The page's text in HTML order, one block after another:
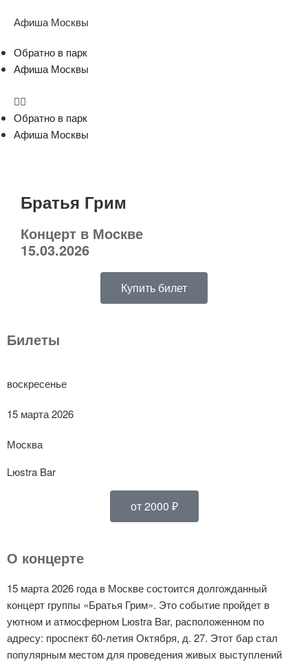
Афиша Москвы
Обратно в парк
Афиша Москвы
Обратно в парк
Афиша Москвы
Братья Грим
Концерт в Москве
15.03.2026
Купить билет
Билеты
воскресенье
15 марта 2026
Москва
Lюstra Bar
от 2000 ₽
О концерте
15 марта 2026 года в Москве состоится долгожданный
концерт группы «Братья Грим». Это событие пройдет в
уютном и атмосферном Lюstra Bar, расположенном по
адресу: проспект 60-летия Октября, д. 27. Этот бар стал
популярным местом для проведения живых выступлений